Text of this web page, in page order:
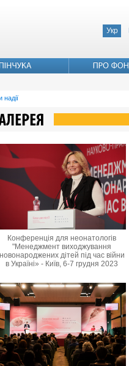
Укр
надії
Конференція для неонатологів
"Менеджмент виходжування
новонароджених дітей під час війни
в Україні» - Київ, 6-7 грудня 2023